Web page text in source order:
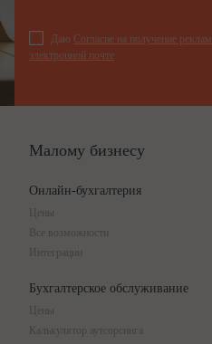
Даю Согласие на получение
электронной почте
Малому бизнесу
Онлайн-бухгалтерия
Цены
Все возможности
Интеграции
Бухгалтерское обслуживание
Цены
Калькулятор аутсорсинга